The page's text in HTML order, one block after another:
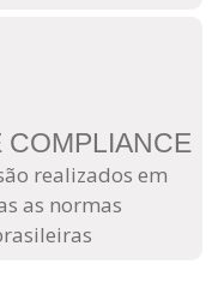
COMPLIANCE
realizados em
as normas